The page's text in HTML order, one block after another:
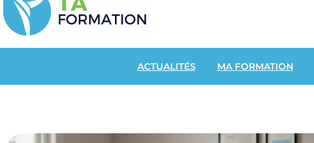
ACTUALITÉS MA FORMATION